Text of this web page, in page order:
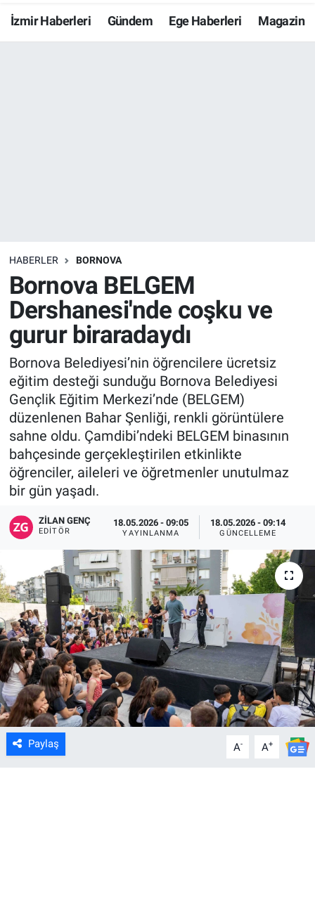
İzmir Haberleri Gündem Ege Haberleri Magazin
HABERLER BORNOVA
Bornova BELGEM
Dershanesi'nde coşku ve
gurur biraradaydı
Bornova Belediyesi’nin öğrencilere ücretsiz
eğitim desteği sunduğu Bornova Belediyesi
Gençlik Eğitim Merkezi’nde (BELGEM)
düzenlenen Bahar Şenliği, renkli görüntülere
sahne oldu. Çamdibi’ndeki BELGEM binasının
bahçesinde gerçekleştirilen etkinlikte
öğrenciler, aileleri ve öğretmenler unutulmaz
bir gün yaşadı.
ZILAN GENÇ
EDITÖR
18.05.2026 - 09:05
YAYINLANMA
18.05.2026 - 09:14
GÜNCELLEME
Paylaş A- A+
Resmi İlanlar